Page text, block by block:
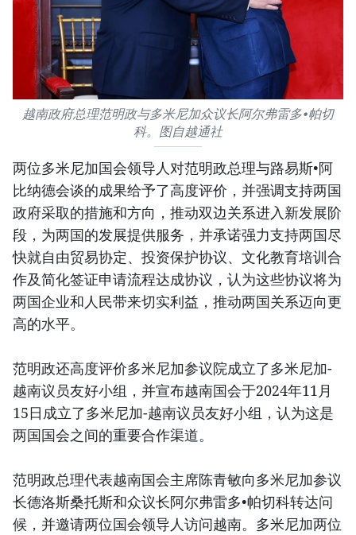
越南政府总理范明政与多米尼加众议长阿尔弗雷多•帕切
科。图自越通社
两位多米尼加国会领导人对范明政总理与路易斯•阿
比纳德会谈的成果给予了高度评价，并强调支持两国
政府采取的措施和方向，推动双边关系进入新发展阶
段，为两国的发展提供服务，并承诺强力支持两国尽
快就自由贸易协定、投资保护协议、文化教育培训合
作及简化签证申请流程达成协议，认为这些协议将为
两国企业和人民带来切实利益，推动两国关系迈向更
高的水平。
范明政还高度评价多米尼加参议院成立了多米尼加-
越南议员友好小组，并宣布越南国会于2024年11月
15日成立了多米尼加-越南议员友好小组，认为这是
两国国会之间的重要合作渠道。
范明政总理代表越南国会主席陈青敏向多米尼加参议
长德洛斯桑托斯和众议长阿尔弗雷多•帕切科转达问
候，并邀请两位国会领导人访问越南。多米尼加两位